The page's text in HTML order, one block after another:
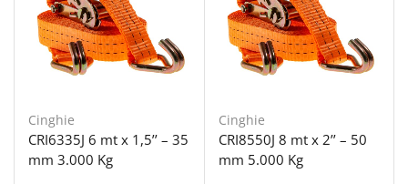
Cinghie
CRI6335J 6 mt x 1,5’’ – 35
mm 3.000 Kg
Cinghie
CRI8550J 8 mt x 2’’ – 50
mm 5.000 Kg